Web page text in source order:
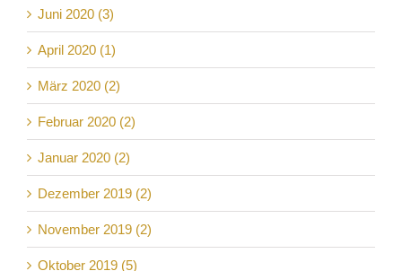
Juni 2020 (3)
April 2020 (1)
März 2020 (2)
Februar 2020 (2)
Januar 2020 (2)
Dezember 2019 (2)
November 2019 (2)
Oktober 2019 (5)